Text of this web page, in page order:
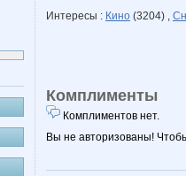
Интересы : Кино (3204) ,
Комплименты
Комплиментов нет.
Вы не авторизованы!